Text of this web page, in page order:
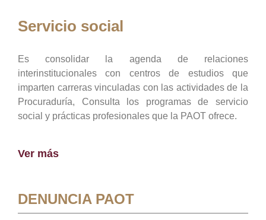
Servicio social
Es consolidar la agenda de relaciones
interinstitucionales con centros de estudios que
imparten carreras vinculadas con las actividades de la
Procuraduría, Consulta los programas de servicio
social y prácticas profesionales que la PAOT ofrece.
Ver más
DENUNCIA PAOT